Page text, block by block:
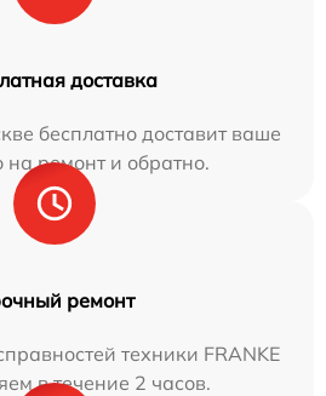
доставка
бесплатно доставит ваше
на ремонт и обратно.
ремонт
техники FRANKE
в течение 2 часов.